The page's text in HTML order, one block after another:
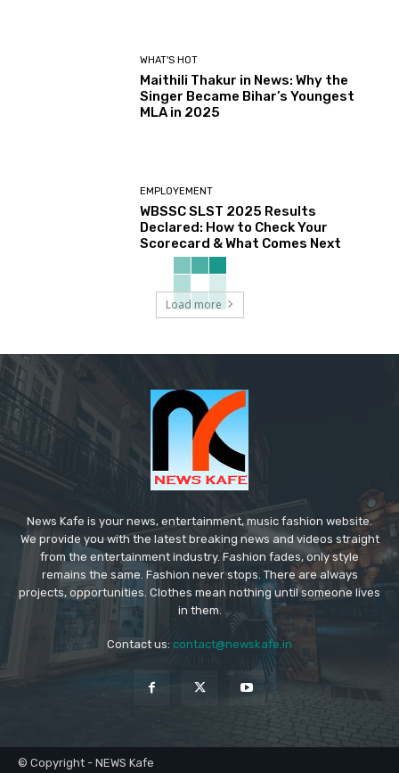
WHAT'S HOT
Maithili Thakur in News: Why the
Singer Became Bihar’s Youngest
MLA in 2025
EMPLOYEMENT
WBSSC SLST 2025 Results
Declared: How to Check Your
Scorecard & What Comes Next
Load more
News Kafe is your news, entertainment, music fashion website.
We provide you with the latest breaking news and videos straight
from the entertainment industry. Fashion fades, only style
remains the same. Fashion never stops. There are always
projects, opportunities. Clothes mean nothing until someone lives
in them.
Contact us: contact@newskafe.in
© Copyright - NEWS Kafe